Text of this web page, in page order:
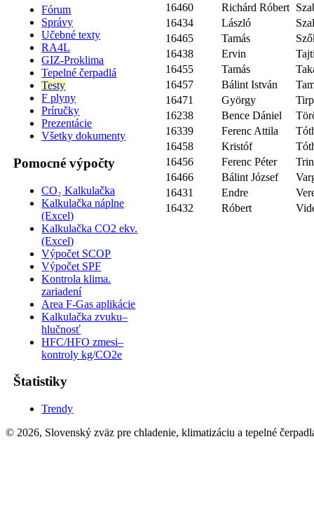
Fórum
Správy
Učebné texty
RA4L
GIZ-Proklima
Tepelné čerpadlá
Testy
F plyny
Príručky
Prezentácie
Všetky dokumenty
Pomocné výpočty
CO₂ Kalkulačka
Kalkulačka náplne
(Excel)
Kalkulačka CO2 ekv.
(Excel)
Výpočet SCOP
Výpočet SPF
Kontrola klima.
zariadení
Area F-Gas aplikácie
Kalkulačka zvuku–
hlučnosť
HFC/HFO zmesi–
kontroly kg/CO2e
Štatistiky
Trendy
16460
Richárd Róbert
16434
László
16465
Tamás
16438
Ervin
16455
Tamás
16457
Bálint István
16471
György
16238
Bence Dániel
16339
Ferenc Attila
16458
Kristóf
16456
Ferenc Péter
16466
Bálint József
16431
Endre
16432
Róbert
© 2026, Slovenský zväz pre chladenie, klimatizáciu a tepelné